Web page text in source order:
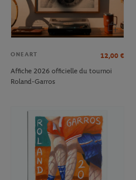
ONEART 12,00 €
Affiche 2026 officielle du tournoi
Roland-Garros